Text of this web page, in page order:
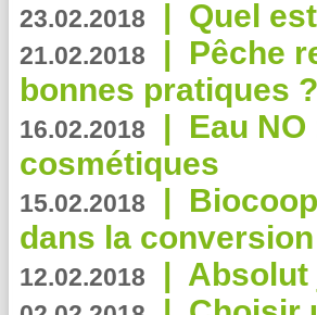
23.02.2018 | Quel
21.02.2018 | Pêche
bonnes pratiques ?
16.02.2018 | Eau
cosmétiques
15.02.2018 |
dans la
12.02.2018 |